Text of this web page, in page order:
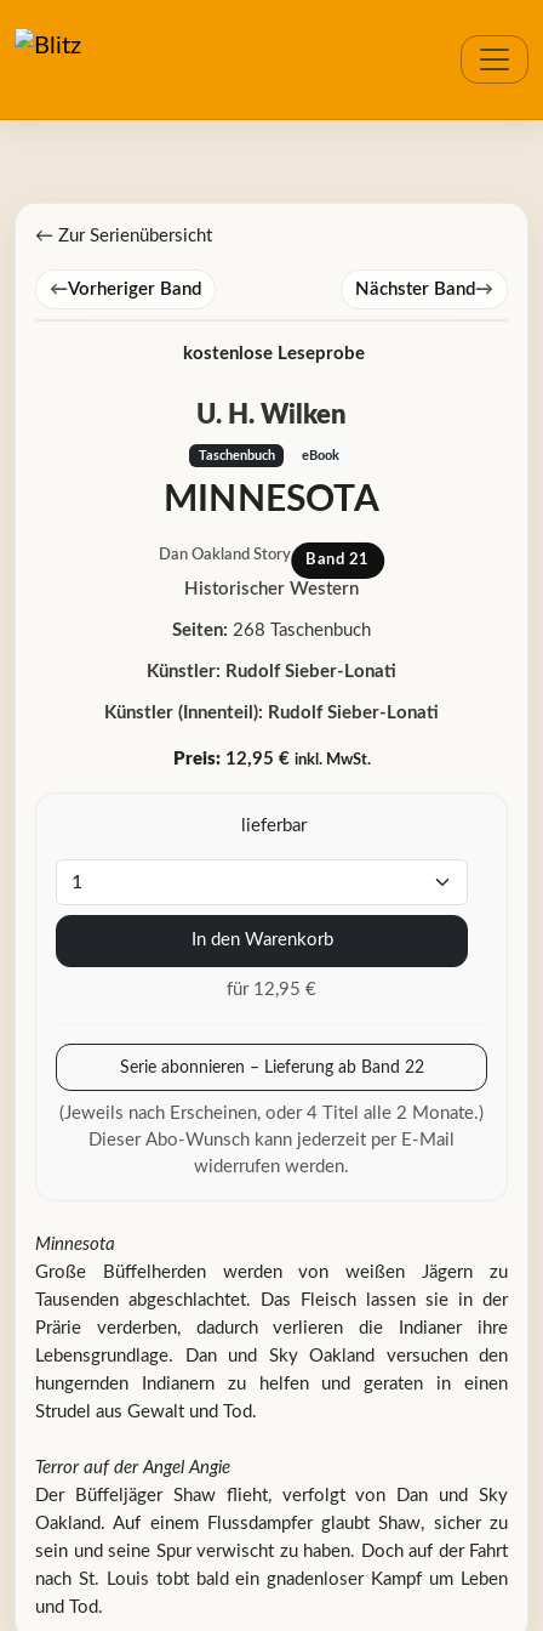
← Zur Serienübersicht
←Vorheriger Band Nächster Band→
kostenlose Leseprobe
U. H. Wilken
Taschenbuch eBook
MINNESOTA
Dan Oakland Story Band 21
Historischer Western
Seiten: 268 Taschenbuch
Künstler: Rudolf Sieber-Lonati
Künstler (Innenteil): Rudolf Sieber-Lonati
Preis:12,95 € inkl. MwSt.
lieferbar
In den Warenkorb
für 12,95 €
Serie abonnieren – Lieferung ab Band 22
(Jeweils nach Erscheinen, oder 4 Titel alle 2 Monate.)
Dieser Abo-Wunsch kann jederzeit per E-Mail
widerrufen werden.
Minnesota
Große Büffelherden werden von weißen Jägern zu
Tausenden abgeschlachtet. Das Fleisch lassen sie in der
Prärie verderben, dadurch verlieren die Indianer ihre
Lebensgrundlage. Dan und Sky Oakland versuchen den
hungernden Indianern zu helfen und geraten in einen
Strudel aus Gewalt und Tod.
Terror auf der Angel Angie
Der Büffeljäger Shaw flieht, verfolgt von Dan und Sky
Oakland. Auf einem Flussdampfer glaubt Shaw, sicher zu
sein und seine Spur verwischt zu haben. Doch auf der Fahrt
nach St. Louis tobt bald ein gnadenloser Kampf um Leben
und Tod.